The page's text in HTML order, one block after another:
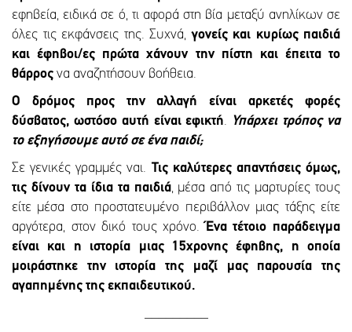
εφηβεία, ειδικά σε ό, τι αφορά στη βία μεταξύ ανηλίκων σε
όλες τις εκφάνσεις της. Συχνά, γονείς και κυρίως παιδιά
και έφηβοι/ες πρώτα χάνουν την πίστη και έπειτα το
θάρρος να αναζητήσουν βοήθεια.
Ο δρόμος προς την αλλαγή είναι αρκετές φορές
δύσβατος, ωστόσο αυτή είναι εφικτή. Υπάρχει τρόπος να
το εξηγήσουμε αυτό σε ένα παιδί;
Σε γενικές γραμμές ναι. Τις καλύτερες απαντήσεις όμως,
τις δίνουν τα ίδια τα παιδιά, μέσα από τις μαρτυρίες τους
είτε μέσα στο προστατευμένο περιβάλλον μιας τάξης είτε
αργότερα, στον δικό τους χρόνο.Ένα τέτοιο παράδειγμα
είναι και η ιστορία μιας 15χρονης έφηβης, η οποία
μοιράστηκε την ιστορία της μαζί μας παρουσία της
αγαπημένης της εκπαιδευτικού.